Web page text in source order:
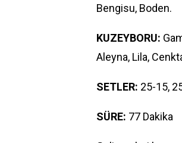
Bengisu, Boden.
KUZEYBORU:
Aleyna, Lila,
SETLER: 25-15,
SÜRE: 77 Dakika